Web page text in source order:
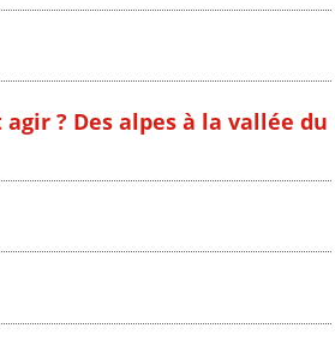
? Des alpes à la vallée du